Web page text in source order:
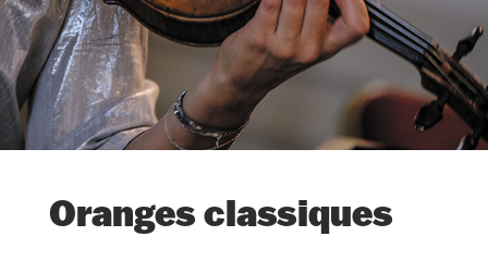
Oranges classiques